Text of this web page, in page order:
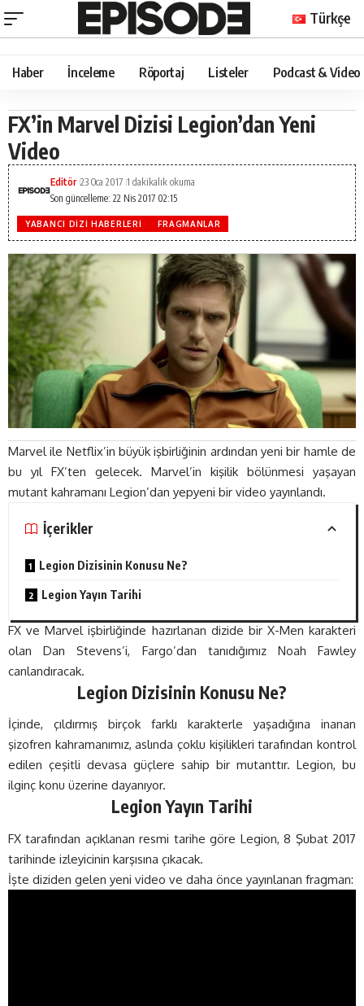
Türkçe
Haber İnceleme Röportaj Listeler Podcast & Video
FX’in Marvel Dizisi Legion’dan Yeni
Video
Son güncelleme: 22 Nis 2017 02:15
Editör 23 Oca 2017 1 dakikalık okuma
YABANCI DIZI HABERLERI FRAGMANLAR
Marvel ile Netflix’in büyük işbirliğinin ardından yeni bir hamle de
bu yıl FX’ten gelecek. Marvel’in kişilik bölünmesi yaşayan
mutant kahramanı Legion’dan yepyeni bir video yayınlandı.
İçerikler
Legion Dizisinin Konusu Ne?
Legion Yayın Tarihi
FX ve Marvel işbirliğinde hazırlanan dizide bir X-Men karakteri
olan Dan Stevens’i, Fargo’dan tanıdığımız Noah Fawley
canlandıracak.
Legion Dizisinin Konusu Ne?
İçinde, çıldırmış birçok farklı karakterle yaşadığına inanan
şizofren kahramanımız, aslında çoklu kişilikleri tarafından kontrol
edilen çeşitli devasa güçlere sahip bir mutanttır. Legion, bu
ilginç konu üzerine dayanıyor.
Legion Yayın Tarihi
FX tarafından açıklanan resmi tarihe göre Legion, 8 Şubat 2017
tarihinde izleyicinin karşısına çıkacak.
İşte diziden gelen yeni video ve daha önce yayınlanan fragman: